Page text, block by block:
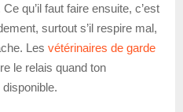
qu’il faut faire ensuite, c’est
surtout s’il respire mal,
Les vétérinaires de garde
le relais quand ton
disponible.